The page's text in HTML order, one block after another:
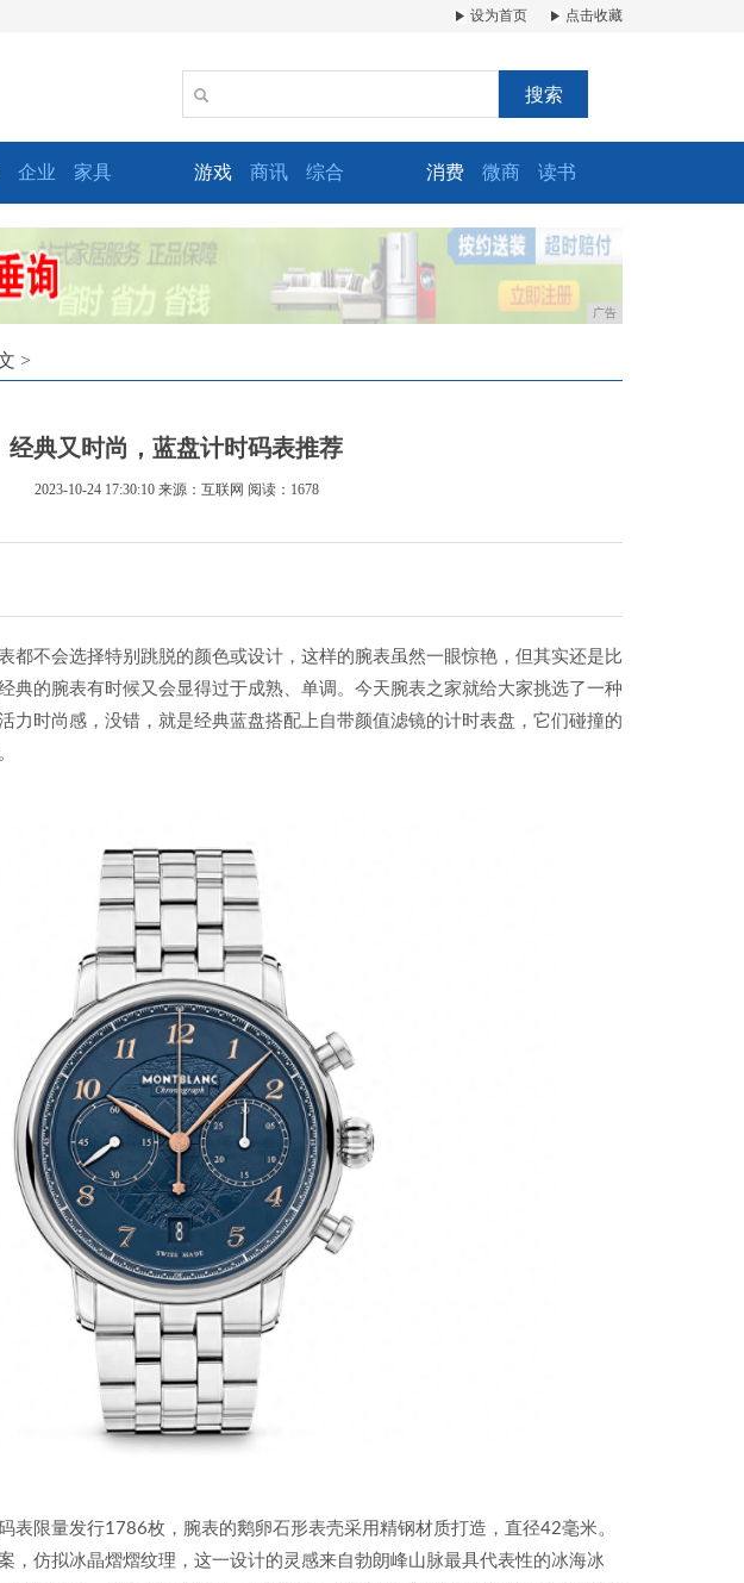
设为首页 点击收藏
搜索
企业 家具 游戏 商讯 综合 消费 微商 读书
广告
>
经典又时尚，蓝盘计时码表推荐
2023-10-24 17:30:10 来源：互联网 阅读：1678
都不会选择特别跳脱的颜色或设计，这样的腕表虽然一眼惊艳，但其实还是比
典的腕表有时候又会显得过于成熟、单调。今天腕表之家就给大家挑选了一种
力时尚感，没错，就是经典蓝盘搭配上自带颜值滤镜的计时表盘，它们碰撞的
表限量发行1786枚，腕表的鹅卵石形表壳采用精钢材质打造，直径42毫米。
，仿拟冰晶熠熠纹理，这一设计的灵感来自勃朗峰山脉最具代表性的冰海冰